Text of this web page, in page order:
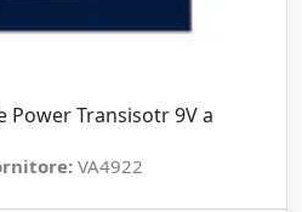
Power Transisotr 9V a
VA4922